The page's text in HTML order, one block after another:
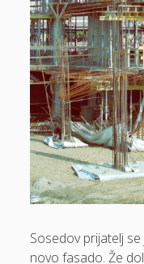
Elektricna polnilnica
Energetika
Espd
Facelift
Garažna vrata
Gasilci
Gastroskopija
Grška hrana Izola
Sosedov prijatelj
novo fasado. Že